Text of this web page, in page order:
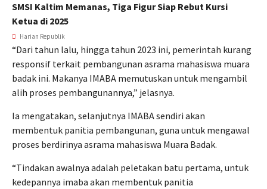
SMSI Kaltim Memanas, Tiga Figur Siap Rebut Kursi
Ketua di 2025
Harian Republik
“Dari tahun lalu, hingga tahun 2023 ini, pemerintah kurang
responsif terkait pembangunan asrama mahasiswa muara
badak ini. Makanya IMABA memutuskan untuk mengambil
alih proses pembangunannya,” jelasnya.
Ia mengatakan, selanjutnya IMABA sendiri akan
membentuk panitia pembangunan, guna untuk mengawal
proses berdirinya asrama mahasiswa Muara Badak.
“Tindakan awalnya adalah peletakan batu pertama, untuk
kedepannya imaba akan membentuk panitia